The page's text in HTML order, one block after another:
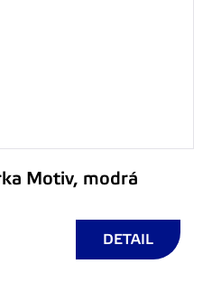
Motiv, modrá
DETAIL